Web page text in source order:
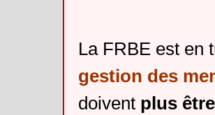
La FRBE est en
gestion des
doivent plus